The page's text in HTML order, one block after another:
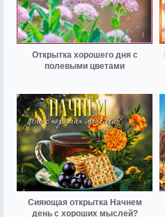
Открытка хорошего дня с
полевыми цветами
Сияющая открытка Начнем
день с хороших мыслей?